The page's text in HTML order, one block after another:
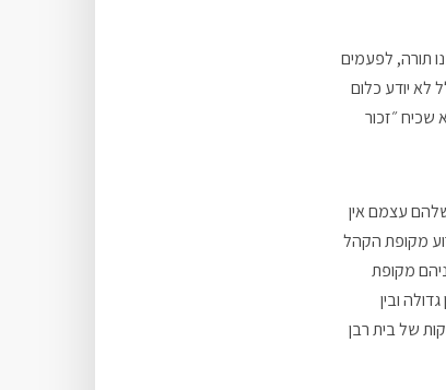
תורה, לפעמים
לא יודע כלום
שכיח ״זכור
עצמם אין
מקופת הקהל
מקופת
ובין
של בית רבן